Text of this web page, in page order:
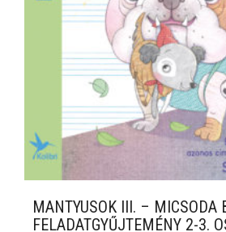
MANTYUSOK III. – MICSODA
FELADATGYŰJTEMÉNY 2-3.